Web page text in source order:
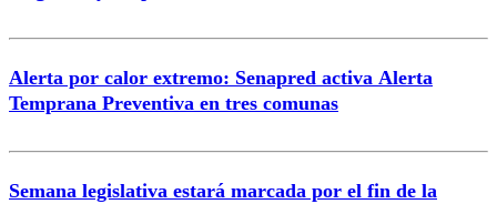
Alerta por calor extremo: Senapred activa Alerta
Temprana Preventiva en tres comunas
Semana legislativa estará marcada por el fin de la